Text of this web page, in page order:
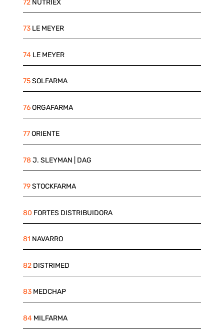
72NUTRIEX
73LE MEYER
74LE MEYER
75SOLFARMA
76ORGAFARMA
77ORIENTE
78 J. SLEYMAN | DAG
79STOCKFARMA
80 FORTES DISTRIBUIDORA
81 NAVARRO
82DISTRIMED
83MEDCHAP
84MILFARMA